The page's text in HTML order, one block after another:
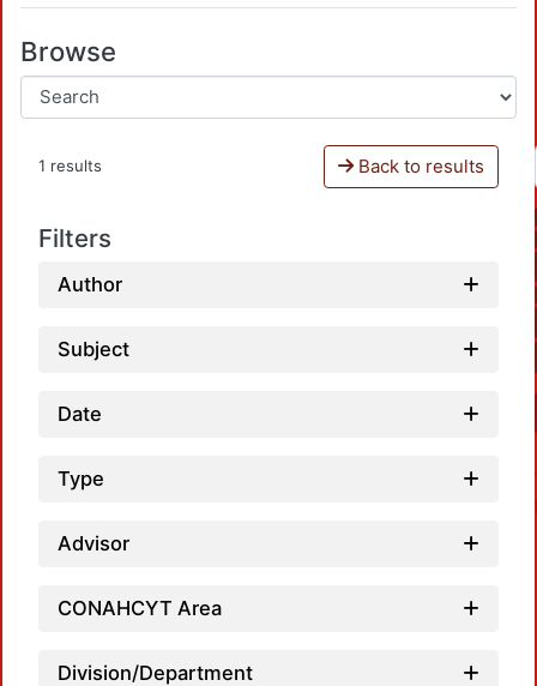
Browse
1 results Back to results
Filters
Author
Subject
Date
Type
Advisor
CONAHCYT Area
Division/Department